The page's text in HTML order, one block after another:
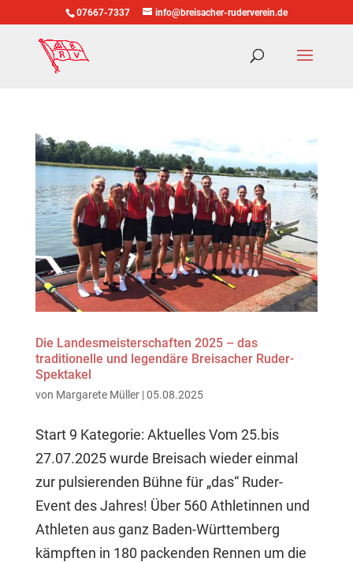
07667-7337 info@breisacher-ruderverein.de
Die Landesmeisterschaften 2025 – das
traditionelle und legendäre Breisacher Ruder-
Spektakel
von Margarete Müller|05.08.2025
Start 9 Kategorie: Aktuelles Vom 25.bis
27.07.2025 wurde Breisach wieder einmal
zur pulsierenden Bühne für „das“ Ruder-
Event des Jahres! Über 560 Athletinnen und
Athleten aus ganz Baden-Württemberg
kämpften in 180 packenden Rennen um die